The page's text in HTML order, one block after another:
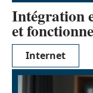
Intégration
et
Internet